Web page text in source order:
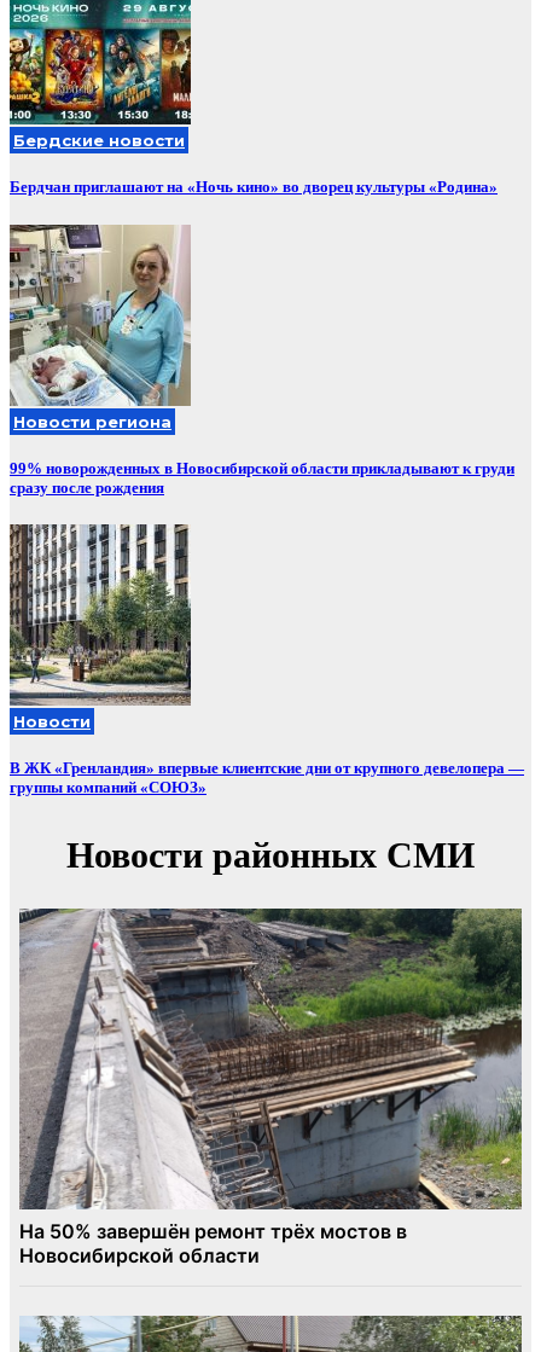
Бердские новости
Бердчан приглашают на «Ночь кино» во дворец культуры «Родина»
Новости региона
99% новорожденных в Новосибирской области прикладывают к груди
сразу после рождения
Новости
В ЖК «Гренландия» впервые клиентские дни от крупного девелопера —
группы компаний «СОЮЗ»